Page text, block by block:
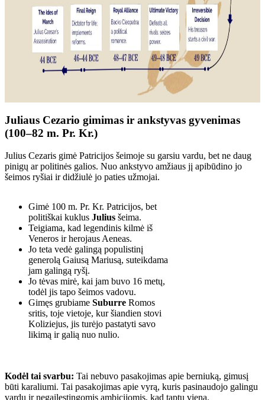
Juliaus Cezario gimimas ir ankstyvas gyvenimas
(100–82 m. Pr. Kr.)
Julius Cezaris gimė Patricijos šeimoje su garsiu vardu, bet ne daug
pinigų ar politinės galios. Nuo ankstyvo amžiaus jį apibūdino jo
šeimos ryšiai ir didžiulė jo paties užmojai.
Gimė 100 m. Pr. Kr. Patricijos, bet
politiškai kuklus Julius šeima.
Teigiama, kad legendinis kilmė iš
Veneros ir herojaus Aeneas.
Jo teta vedė galingą populistinį
generolą Gaiusą Mariusą, suteikdama
jam galingą ryšį.
Jo tėvas mirė, kai jam buvo 16 metų,
todėl jis tapo šeimos vadovu.
Gimęs grubiame Suburre Romos
sritis, toje vietoje, kur šiandien stovi
Koliziejus, jis turėjo pastatyti savo
likimą ir galią nuo nulio.
Kodėl tai svarbu: Tai nebuvo pasakojimas apie berniuką, gimusį
būti karaliumi. Tai pasakojimas apie vyrą, kuris pasinaudojo galingu
vardu ir negailestingomis ambicijomis, kad taptų viena.